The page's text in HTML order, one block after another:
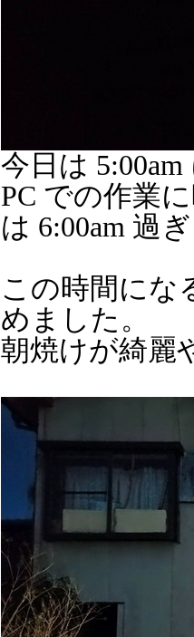
今日は
PC での作業
は 6:00am 過
この時間にな
めました。
朝焼けが綺麗